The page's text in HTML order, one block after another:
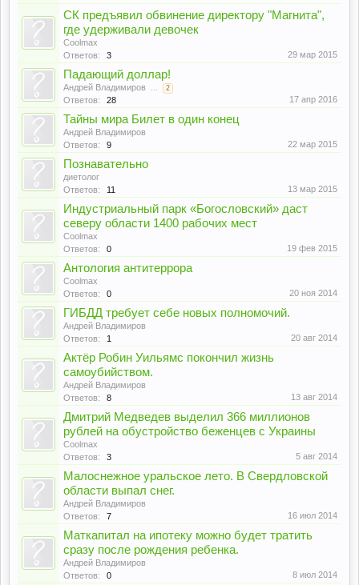
СК предъявил обвинение директору "Магнита",
где удерживали девочек
Coolmax
Ответов:
3 29 мар 2015
Падающий доллар!
Андрей Владимиров ... 2
Ответов: 28 17 апр 2016
Тайны мира Билет в один конец
Андрей Владимиров
Ответов:
9 22 мар 2015
Познавательно
диетолог
Ответов:
11 13 мар 2015
Индустриальный парк «Богословский» даст
северу области 1400 рабочих мест
Coolmax
Ответов:
0 19 фев 2015
Антология антитеррора
Coolmax
Ответов:
0 20 ноя 2014
ГИБДД требует себе новых полномочий.
Андрей Владимиров
Ответов:
1 20 авг 2014
Актёр Робин Уильямс покончил жизнь
самоубийством.
Андрей Владимиров
Ответов:
8 13 авг 2014
Дмитрий Медведев выделил 366 миллионов
рублей на обустройство беженцев с Украины
Coolmax
Ответов:
3 5 авг 2014
Малоснежное уральское лето. В Свердловской
области выпал снег.
Андрей Владимиров
Ответов:
7 16 июл 2014
Маткапитал на ипотеку можно будет тратить
сразу после рождения ребенка.
Андрей Владимиров
Ответов:
0 8 июл 2014